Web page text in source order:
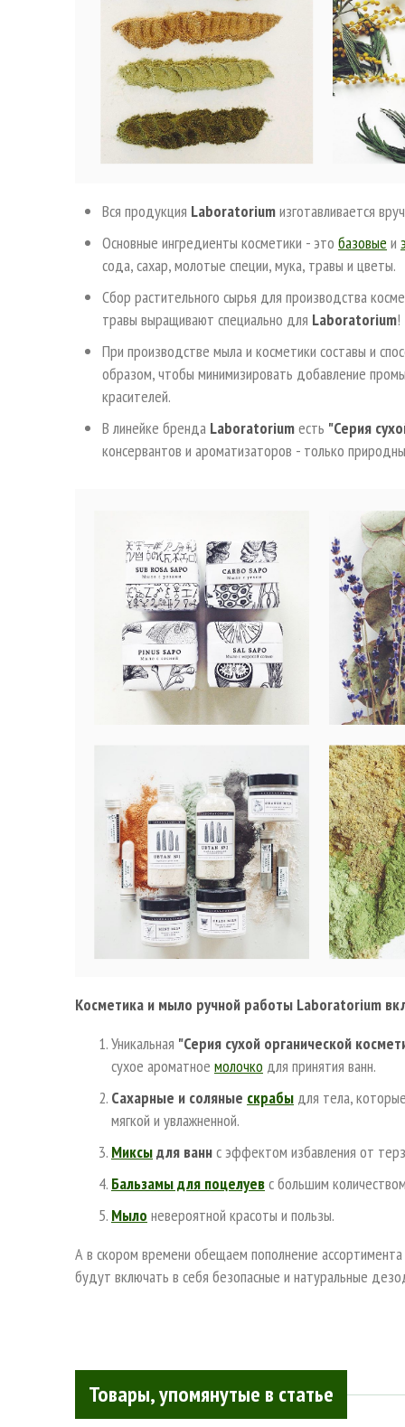
Вся продукция Laboratoriumизготавливается
Основные ингредиенты косметики - это базовые и
сода, сахар, молотые специи, мука, травы и цветы.
Сбор растительного сырья для производства
травы выращивают специально для Laboratorium!
При производстве мыла и косметики составы и
образом, чтобы минимизировать добавление
красителей.
В линейке бренда Laboratoriumесть "Серия
консервантов и ароматизаторов - только
Косметика и мыло ручной работы Laboratorium
Уникальная "Серия сухой органической
сухое ароматное молочко для принятия ванн.
Сахарные и соляные скрабы для тела,
мягкой и увлажненной.
Миксыдля ваннс эффектом избавления от
Бальзамы для поцелуевс большим
Мыло невероятной красоты и пользы.
А в скором времени обещаем пополнение
будут включать в себя безопасные и натуральные
Товары, упомянутые в статье